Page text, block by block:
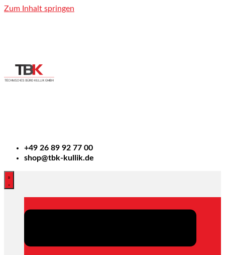
Zum Inhalt springen
+49 26 89 92 77 00
shop@tbk-kullik.de